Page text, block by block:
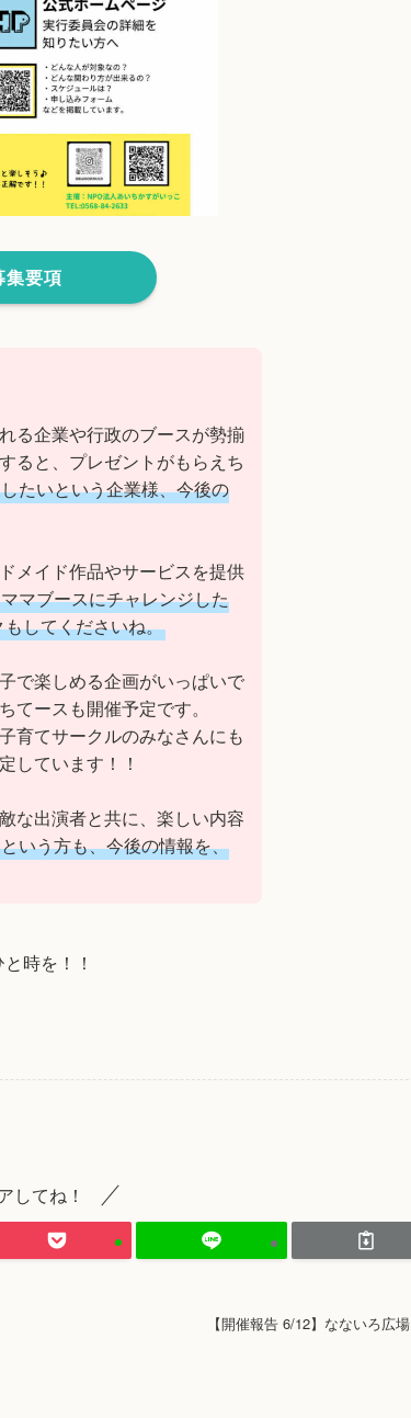
集要項
る企業や行政のブースが勢揃
ると、プレゼントがもらえち
たいという企業様、今後の
メイド作品やサービスを提供
ママブースにチャレンジした
してくださいね。
で楽しめる企画がいっぱいで
てースも開催予定です。
育てサークルのみなさんにも
しています！！
な出演者と共に、楽しい内容
いう方も、今後の情報を、
時を！！
してね！
【開催報告 6/12】なないろ広場